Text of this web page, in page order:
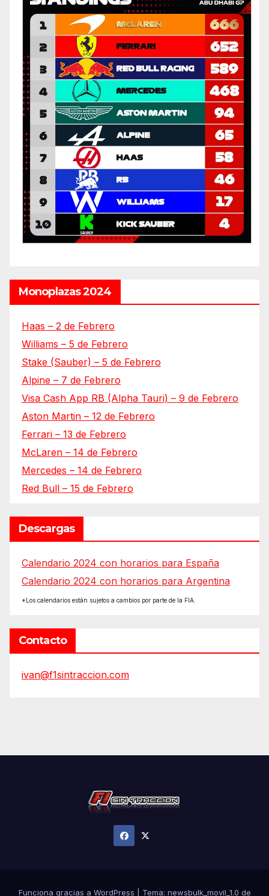
Monoplazas 2024
Haas – 2 de Febrero
Williams – 5 de Febrero
Stake (Sauber) – 5 de Febrero
Alpine – 7 de Febrero
Visa Cash App RB (Alpha Tauri) – 9 de Febrero
Aston Martin – 12 de Febrero
Ferrari – 13 de Febrero
McLaren – 14 de Febrero
Mercedes – 14 de Febrero
Red Bull – 15 de Febrero
Descargas
Calendario 2024 con horarios para España
Calendario 2024 con horarios para Argentina
*Los calendarios están sujetos a cambios por parte de la FIA.
Contacto
ivan@f1sintraccion.com
Funciona gracias a WordPress Tema: newsbulk_movil_1.0 de